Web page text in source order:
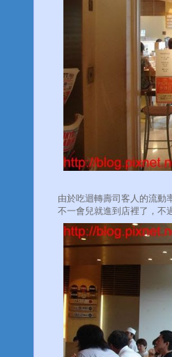
由於吃迴轉壽司客人的流動
不一會兒就進到店裡了，不